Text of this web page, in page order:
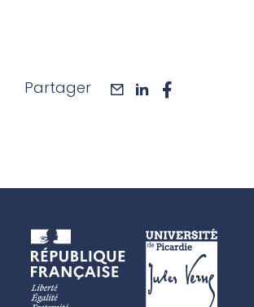
Partager maillinkedin